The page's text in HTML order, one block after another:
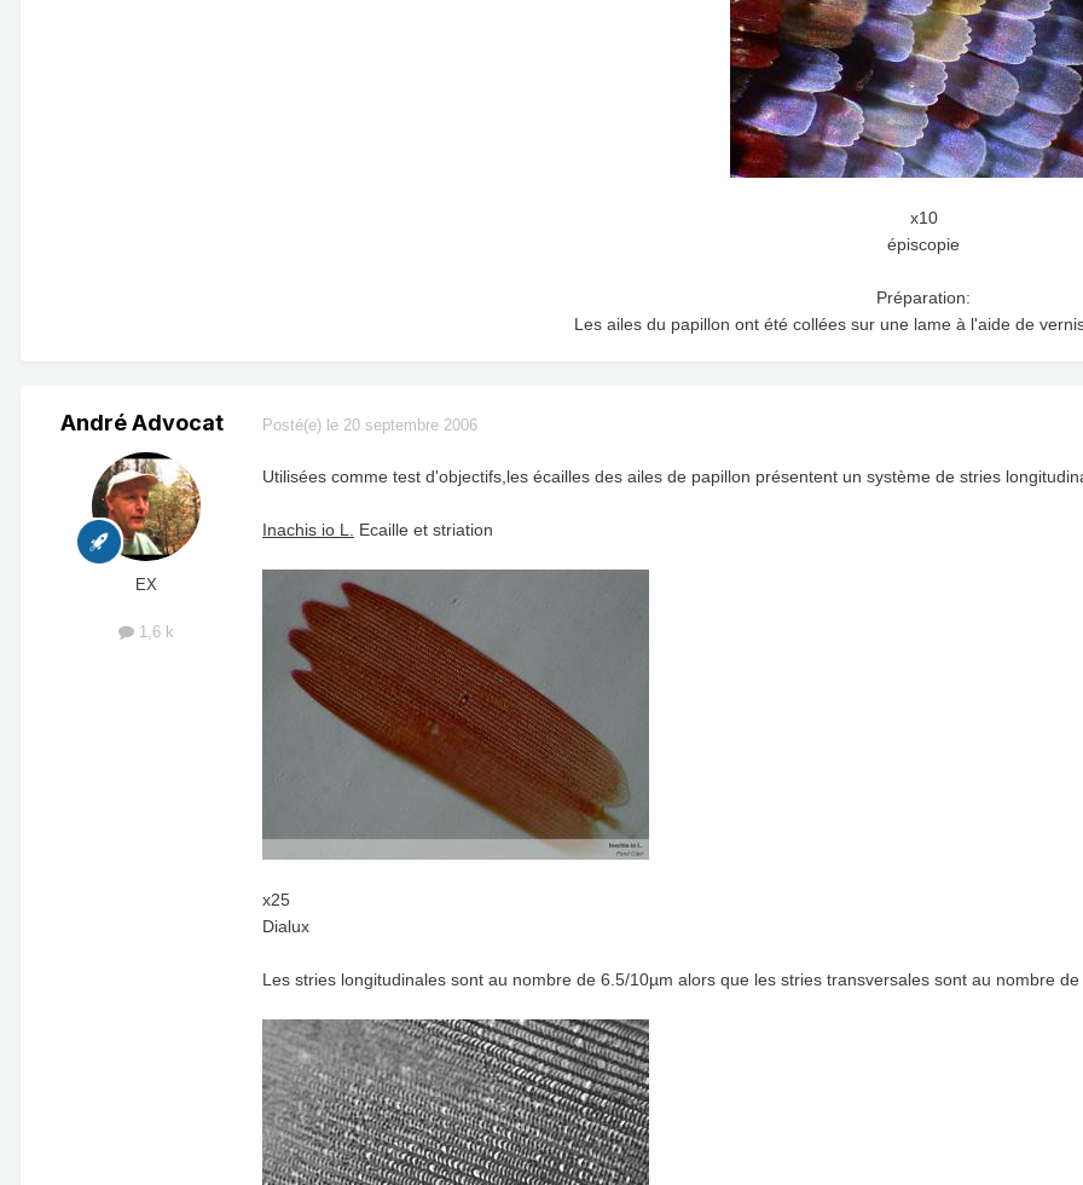
x10
épiscopie
Préparation:
Les ailes du papillon ont été collées sur une lame à l'aide de
André Advocat
EX
1,6 k
Posté(e) le 20 septembre 2006
Utilisées comme test d'objectifs,les écailles des ailes de papillon présentent un système de stries
Inachis io L. Ecaille et striation
x25
Dialux
Les stries longitudinales sont au nombre de 6.5/10µm alors que les stries transversales sont au nombre